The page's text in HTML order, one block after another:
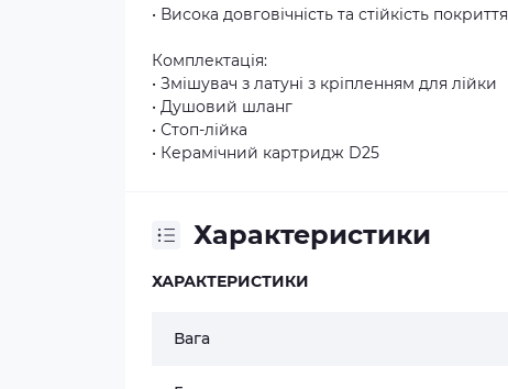
• Висока довговічність та стійкість покриття
Комплектація:
• Змішувач з латуні з кріпленням для лійки
• Душовий шланг
• Стоп-лійка
• Керамічний картридж D25
Характеристики
ХАРАКТЕРИСТИКИ
Вага